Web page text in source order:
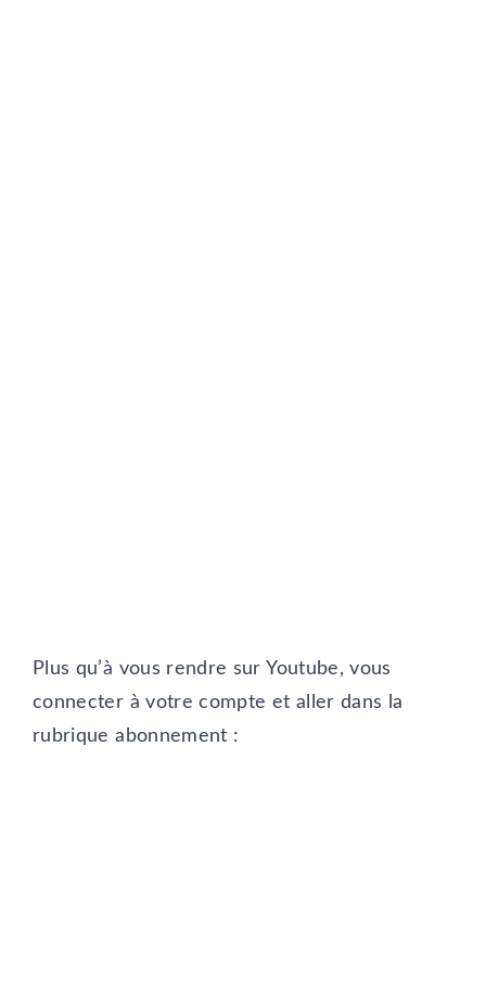
Plus qu’à vous rendre sur Youtube, vous
connecter à votre compte et aller dans la
rubrique abonnement :